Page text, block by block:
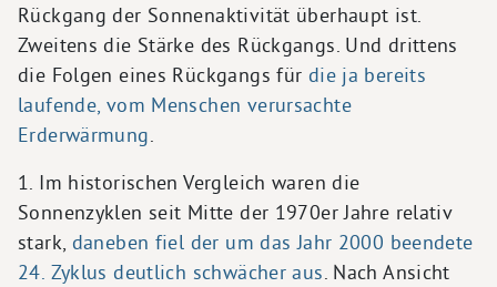
Rückgang der Sonnenaktivität überhaupt ist.
Zweitens die Stärke des Rückgangs. Und drittens
die Folgen eines Rückgangs für die ja bereits
laufende, vom Menschen verursachte
Erderwärmung.
1. Im historischen Vergleich waren die
Sonnenzyklen seit Mitte der 1970er Jahre relativ
stark, daneben fiel der um das Jahr 2000 beendete
24. Zyklus deutlich schwächer aus. Nach Ansicht